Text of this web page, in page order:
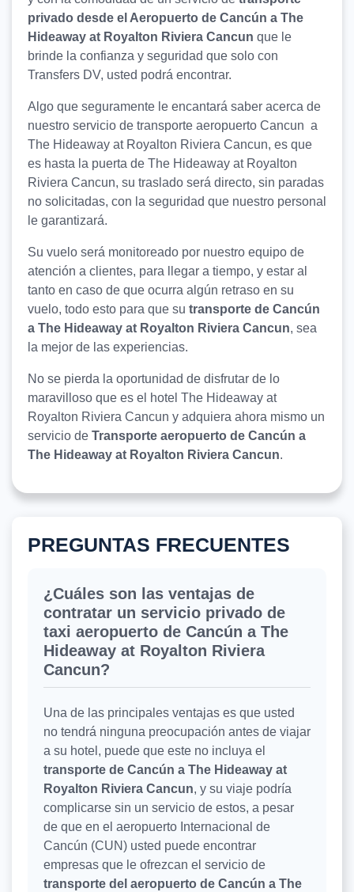
privado desde el Aeropuerto de Cancún a The
Hideaway at Royalton Riviera Cancun que le
brinde la confianza y seguridad que solo con
Transfers DV, usted podrá encontrar.
Algo que seguramente le encantará saber acerca de
nuestro servicio de transporte aeropuerto Cancun a
The Hideaway at Royalton Riviera Cancun, es que
es hasta la puerta de The Hideaway at Royalton
Riviera Cancun, su traslado será directo, sin paradas
no solicitadas, con la seguridad que nuestro personal
le garantizará.
Su vuelo será monitoreado por nuestro equipo de
atención a clientes, para llegar a tiempo, y estar al
tanto en caso de que ocurra algún retraso en su
vuelo, todo esto para que su transporte de Cancún
a The Hideaway at Royalton Riviera Cancun, sea
la mejor de las experiencias.
No se pierda la oportunidad de disfrutar de lo
maravilloso que es el hotel The Hideaway at
Royalton Riviera Cancun y adquiera ahora mismo un
servicio de Transporte aeropuerto de Cancún a
The Hideaway at Royalton Riviera Cancun.
PREGUNTAS FRECUENTES
¿Cuáles son las ventajas de
contratar un servicio privado de
taxi aeropuerto de Cancún a The
Hideaway at Royalton Riviera
Cancun?
Una de las principales ventajas es que usted
no tendrá ninguna preocupación antes de viajar
a su hotel, puede que este no incluya el
transporte de Cancún a The Hideaway at
Royalton Riviera Cancun, y su viaje podría
complicarse sin un servicio de estos, a pesar
de que en el aeropuerto Internacional de
Cancún (CUN) usted puede encontrar
empresas que le ofrezcan el servicio de
transporte del aeropuerto de Cancún a The